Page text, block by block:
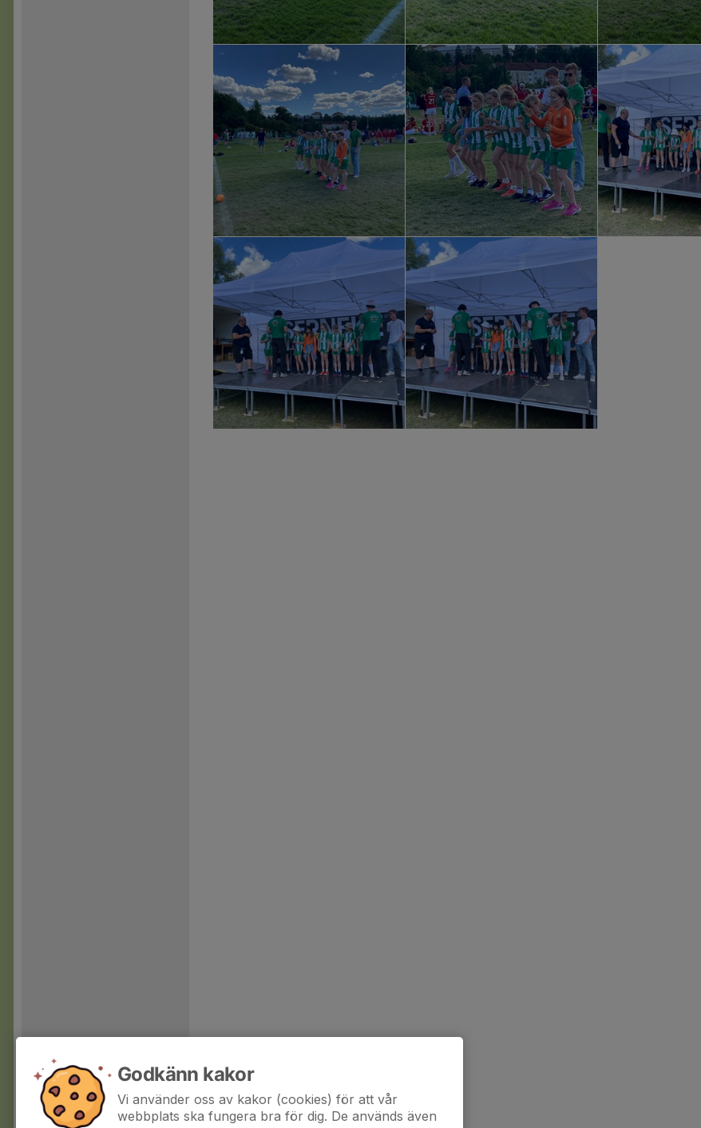
Godkänn kakor
Vi använder oss av kakor (cookies) för att vår
webbplats ska fungera bra för dig. De används även